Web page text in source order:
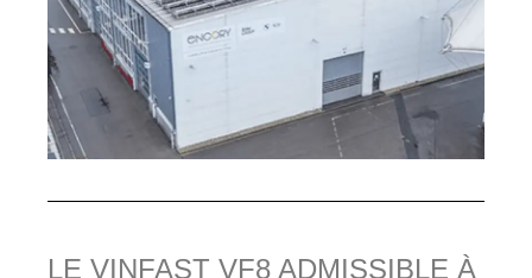
LE VINFAST VF8 ADMISSIBLE À